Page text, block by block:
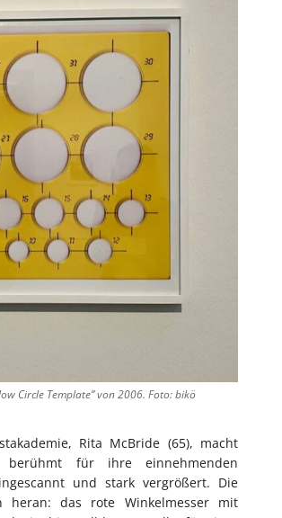
Circle Template” von 2006. Foto: bikö
Rita McBride (65), macht
berühmt für ihre einnehmenden
und stark vergrößert. Die
heran: das rote Winkelmesser mit